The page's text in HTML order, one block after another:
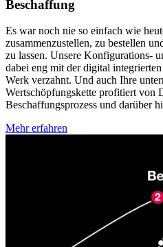
Beschaffung
Es war noch nie so einfach wie
zusammenzustellen, zu bestellen
zu lassen. Unsere Konfigurations-
dabei eng mit der digital
Werk verzahnt. Und auch Ihre
Wertschöpfungskette profitiert von
Beschaffungsprozess und darüber
Mehr erfahren